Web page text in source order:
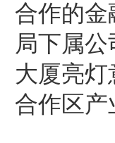
合作的金
局下属
大厦亮
合作区产